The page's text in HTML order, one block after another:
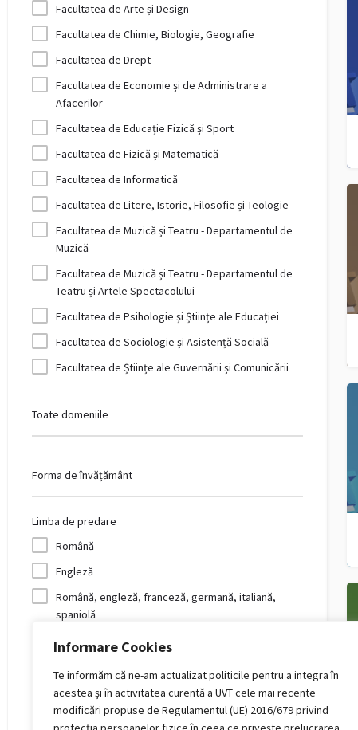
Informare Cookies
Te informăm că ne-am actualizat politicile pentru a integra în
acestea și în activitatea curentă a UVT cele mai recente
modificări propuse de Regulamentul (UE) 2016/679 privind
Facultatea de Arte și Design
Facultatea de Chimie, Biologie, Geografie
Facultatea de Drept
Facultatea de Economie și de Administrare a
Afacerilor
Facultatea de Educație Fizică și Sport
Facultatea de Fizică și Matematică
Facultatea de Informatică
Facultatea de Litere, Istorie, Filosofie și Teologie
Facultatea de Muzică și Teatru - Departamentul de
Muzică
Facultatea de Muzică și Teatru - Departamentul de
Teatru și Artele Spectacolului
Facultatea de Psihologie și Științe ale Educației
Facultatea de Sociologie și Asistență Socială
Facultatea de Științe ale Guvernării și Comunicării
Toate domeniile
Forma de învățământ
Limba de predare
Română
Engleză
Română, engleză, franceză, germană, italiană,
spaniolă
Franceză
Română, engleză, rusă, sârbă, japoneză
Română, engleză